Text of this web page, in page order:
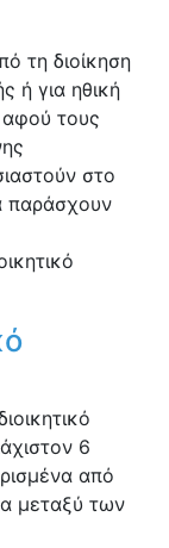
τη διοίκηση
ή για ηθική
τους
στο
παράσχουν
6
από
μεταξύ των